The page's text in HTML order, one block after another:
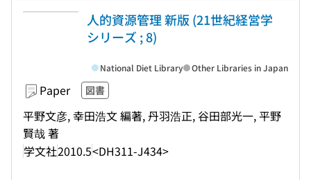
人的資源管理 新版 (21世紀経営学
シリーズ ; 8)
Paper 図書
平野文彦, 幸田浩文 編著, 丹羽浩正, 谷田部光一, 平野
賢哉 著
学文社2010.5<DH311-J434>
National Diet Library Other Libraries in Japan